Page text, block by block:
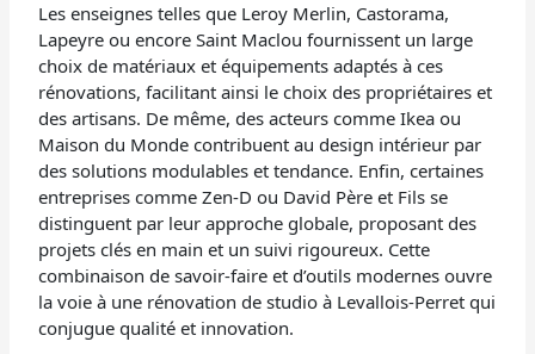
Les enseignes telles que Leroy Merlin, Castorama,
Lapeyre ou encore Saint Maclou fournissent un large
choix de matériaux et équipements adaptés à ces
rénovations, facilitant ainsi le choix des propriétaires et
des artisans. De même, des acteurs comme Ikea ou
Maison du Monde contribuent au design intérieur par
des solutions modulables et tendance. Enfin, certaines
entreprises comme Zen-D ou David Père et Fils se
distinguent par leur approche globale, proposant des
projets clés en main et un suivi rigoureux. Cette
combinaison de savoir-faire et d’outils modernes ouvre
la voie à une rénovation de studio à Levallois-Perret qui
conjugue qualité et innovation.